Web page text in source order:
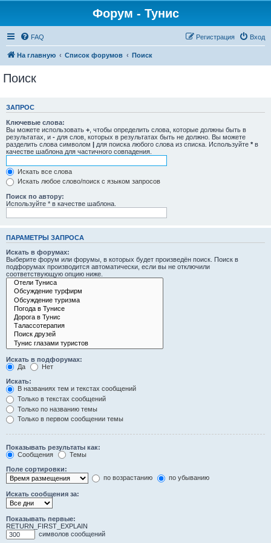
Форум - Тунис
FAQ Вход
Регистрация
На главную Список форумов Поиск
Поиск
ЗАПРОС
Ключевые слова:
Вы можете использовать + , чтобы определить слова, которые должны быть в
результатах, и - для слов, которых в результатах быть не должно. Вы можете
разделить слова символом | для поиска любого слова из списка. Используйте * в
качестве шаблона для частичного совпадения.
Искать все слова
Искать любое слово/поиск с языком запросов
Поиск по автору:
Используйте * в качестве шаблона.
ПАРАМЕТРЫ ЗАПРОСА
Искать в форумах:
Выберите форум или форумы, в которых будет произведён поиск. Поиск в
подфорумах производится автоматически, если вы не отключили
соответствующую опцию ниже.
Искать в подфорумах:
Да
Нет
Искать:
В названиях тем и текстах сообщений
Только в текстах сообщений
Только по названию темы
Только в первом сообщении темы
Показывать результаты как:
Сообщения
Темы
Поле сортировки:
по возрастанию
по убыванию
Искать сообщения за:
Показывать первые:
RETURN_FIRST_EXPLAIN
символов сообщений